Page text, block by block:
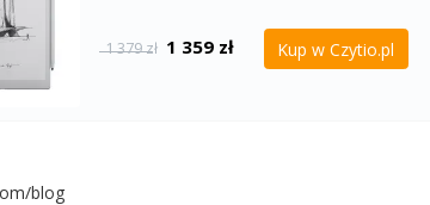
1 379 zł 1 359zł Kup w Czytio.pl
blog